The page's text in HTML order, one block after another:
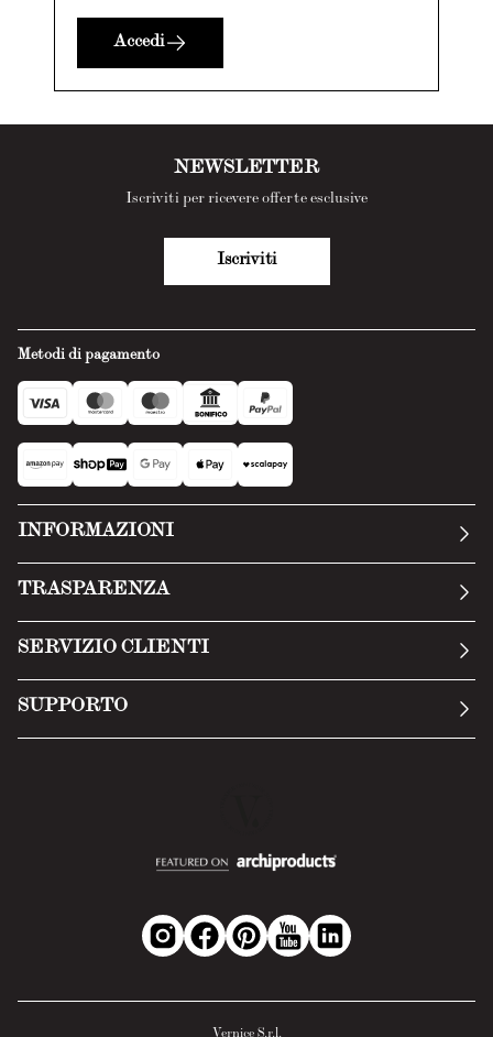
Accedi
Metodi di pagamento
INFORMAZIONI
TRASPARENZA
Privacy Policy
SERVIZIO CLIENTI
SUPPORTO
NEWSLETTER
Iscriviti per ricevere offerte esclusive
Iscriviti